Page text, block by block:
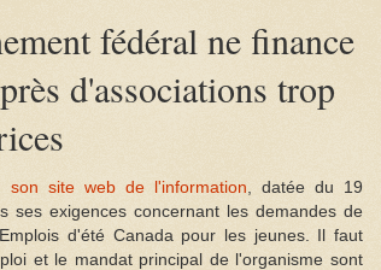
fédéral ne finance
d'associations trop
son site web de l'information , datée du 19
ses exigences concernant les demandes de
d'été Canada pour les jeunes. Il faut
et le mandat principal de l'organisme sont